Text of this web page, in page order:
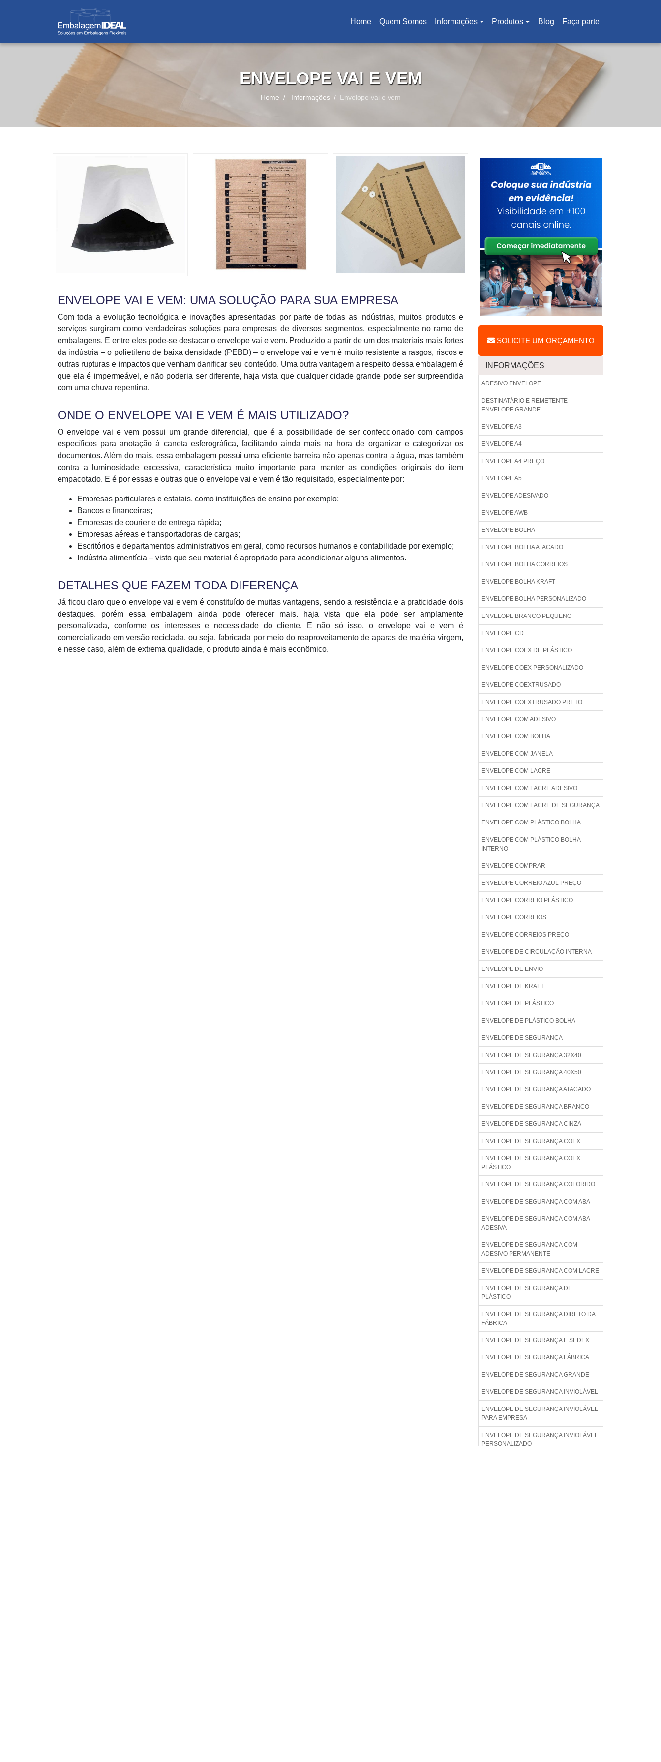
Home
(current)
Quem Somos Informações Produtos Blog Faça parte
ENVELOPE VAI E VEM
Home Informações Envelope vai e vem
ENVELOPE VAI E VEM: UMA SOLUÇÃO PARA SUA EMPRESA
Com toda a evolução tecnológica e inovações apresentadas por parte de todas as indústrias, muitos produtos e
serviços surgiram como verdadeiras soluções para empresas de diversos segmentos, especialmente no ramo de
embalagens. E entre eles pode-se destacar o envelope vai e vem. Produzido a partir de um dos materiais mais fortes
da indústria – o polietileno de baixa densidade (PEBD) – o envelope vai e vem é muito resistente a rasgos, riscos e
outras rupturas e impactos que venham danificar seu conteúdo. Uma outra vantagem a respeito dessa embalagem é
que ela é impermeável, e não poderia ser diferente, haja vista que qualquer cidade grande pode ser surpreendida
com uma chuva repentina.
ONDE O ENVELOPE VAI E VEM É MAIS UTILIZADO?
O envelope vai e vem possui um grande diferencial, que é a possibilidade de ser confeccionado com campos
específicos para anotação à caneta esferográfica, facilitando ainda mais na hora de organizar e categorizar os
documentos. Além do mais, essa embalagem possui uma eficiente barreira não apenas contra a água, mas também
contra a luminosidade excessiva, característica muito importante para manter as condições originais do item
empacotado. E é por essas e outras que o envelope vai e vem é tão requisitado, especialmente por:
Empresas particulares e estatais, como instituições de ensino por exemplo;
Bancos e financeiras;
Empresas de courier e de entrega rápida;
Empresas aéreas e transportadoras de cargas;
Escritórios e departamentos administrativos em geral, como recursos humanos e contabilidade por exemplo;
Indústria alimentícia – visto que seu material é apropriado para acondicionar alguns alimentos.
DETALHES QUE FAZEM TODA DIFERENÇA
Já ficou claro que o envelope vai e vem é constituído de muitas vantagens, sendo a resistência e a praticidade dois
destaques, porém essa embalagem ainda pode oferecer mais, haja vista que ela pode ser amplamente
personalizada, conforme os interesses e necessidade do cliente. E não só isso, o envelope vai e vem é
comercializado em versão reciclada, ou seja, fabricada por meio do reaproveitamento de aparas de matéria virgem,
e nesse caso, além de extrema qualidade, o produto ainda é mais econômico.
SOLICITE UM ORÇAMENTO
INFORMAÇÕES
ADESIVO ENVELOPE
DESTINATÁRIO E REMETENTE
ENVELOPE GRANDE
ENVELOPE A3
ENVELOPE A4
ENVELOPE A4 PREÇO
ENVELOPE A5
ENVELOPE ADESIVADO
ENVELOPE AWB
ENVELOPE BOLHA
ENVELOPE BOLHA ATACADO
ENVELOPE BOLHA CORREIOS
ENVELOPE BOLHA KRAFT
ENVELOPE BOLHA PERSONALIZADO
ENVELOPE BRANCO PEQUENO
ENVELOPE CD
ENVELOPE COEX DE PLÁSTICO
ENVELOPE COEX PERSONALIZADO
ENVELOPE COEXTRUSADO
ENVELOPE COEXTRUSADO PRETO
ENVELOPE COM ADESIVO
ENVELOPE COM BOLHA
ENVELOPE COM JANELA
ENVELOPE COM LACRE
ENVELOPE COM LACRE ADESIVO
ENVELOPE COM LACRE DE SEGURANÇA
ENVELOPE COM PLÁSTICO BOLHA
ENVELOPE COM PLÁSTICO BOLHA
INTERNO
ENVELOPE COMPRAR
ENVELOPE CORREIO AZUL PREÇO
ENVELOPE CORREIO PLÁSTICO
ENVELOPE CORREIOS
ENVELOPE CORREIOS PREÇO
ENVELOPE DE CIRCULAÇÃO INTERNA
ENVELOPE DE ENVIO
ENVELOPE DE KRAFT
ENVELOPE DE PLÁSTICO
ENVELOPE DE PLÁSTICO BOLHA
ENVELOPE DE SEGURANÇA
ENVELOPE DE SEGURANÇA 32X40
ENVELOPE DE SEGURANÇA 40X50
ENVELOPE DE SEGURANÇA ATACADO
ENVELOPE DE SEGURANÇA BRANCO
ENVELOPE DE SEGURANÇA CINZA
ENVELOPE DE SEGURANÇA COEX
ENVELOPE DE SEGURANÇA COEX
PLÁSTICO
ENVELOPE DE SEGURANÇA COLORIDO
ENVELOPE DE SEGURANÇA COM ABA
ENVELOPE DE SEGURANÇA COM ABA
ADESIVA
ENVELOPE DE SEGURANÇA COM
ADESIVO PERMANENTE
ENVELOPE DE SEGURANÇA COM LACRE
ENVELOPE DE SEGURANÇA DE
PLÁSTICO
ENVELOPE DE SEGURANÇA DIRETO DA
FÁBRICA
ENVELOPE DE SEGURANÇA E SEDEX
ENVELOPE DE SEGURANÇA FÁBRICA
ENVELOPE DE SEGURANÇA GRANDE
ENVELOPE DE SEGURANÇA INVIOLÁVEL
ENVELOPE DE SEGURANÇA INVIOLÁVEL
PARA EMPRESA
ENVELOPE DE SEGURANÇA INVIOLÁVEL
PERSONALIZADO